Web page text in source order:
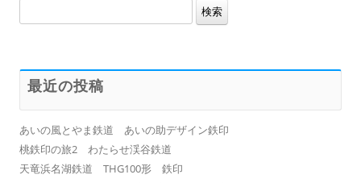
索:
最近の投稿
あいの風とやま鉄道 あいの助デザイン鉄印
桃鉄印の旅2 わたらせ渓谷鉄道
天竜浜名湖鉄道 THG100形 鉄印